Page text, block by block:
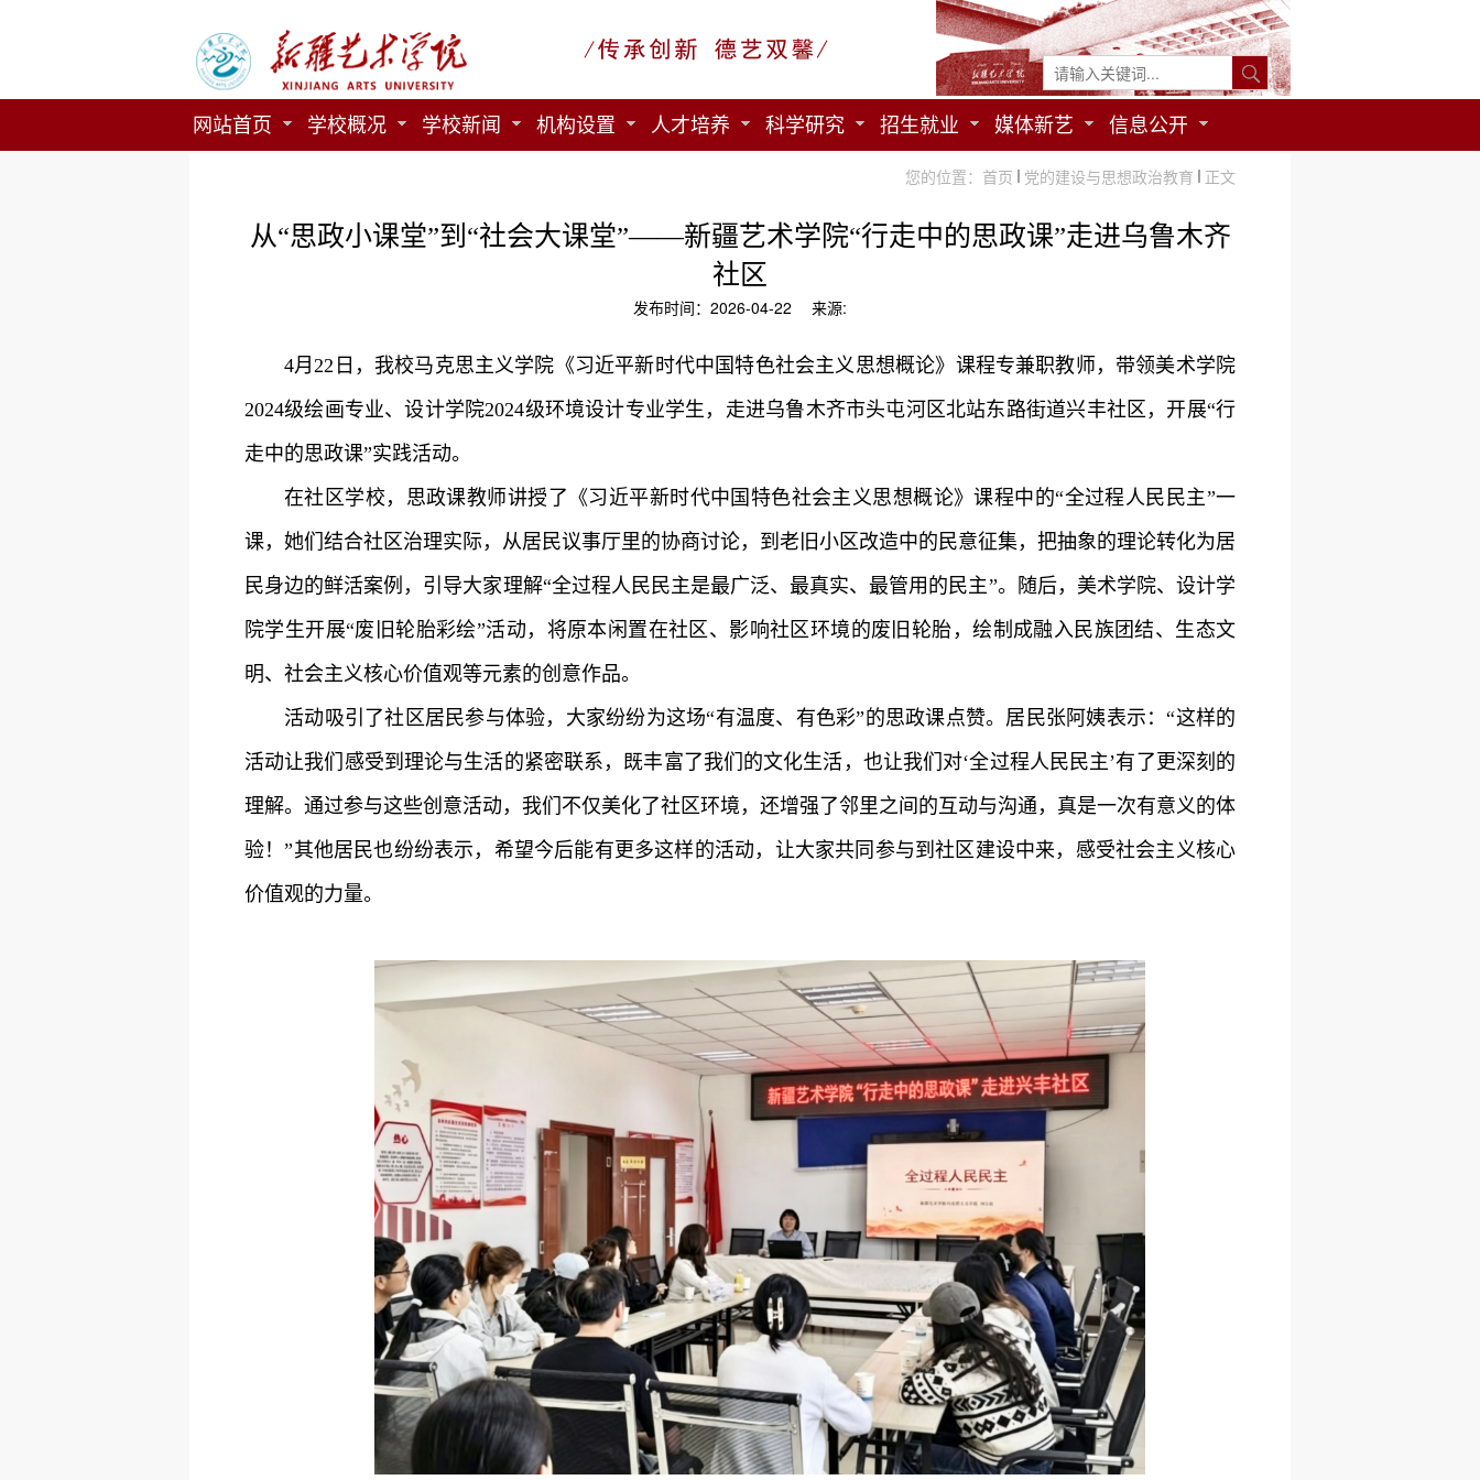
网站首页 学校概况 学校新闻 机构设置 人才培养 科学研究 招生就业 媒体新艺 信息公开
您的位置： 首页 党的建设与思想政治教育 正文
从“思政小课堂”到“社会大课堂”——新疆艺术学院“行走中的思政课”走进乌鲁木齐
社区
发布时间：2026-04-22 来源:
4月22日，我校马克思主义学院《习近平新时代中国特色社会主义思想概论》课程专兼职教师，带领美术学院
2024级绘画专业、设计学院2024级环境设计专业学生，走进乌鲁木齐市头屯河区北站东路街道兴丰社区，开展“行
走中的思政课”实践活动。
在社区学校，思政课教师讲授了《习近平新时代中国特色社会主义思想概论》课程中的“全过程人民民主”一
课，她们结合社区治理实际，从居民议事厅里的协商讨论，到老旧小区改造中的民意征集，把抽象的理论转化为居
民身边的鲜活案例，引导大家理解“全过程人民民主是最广泛、最真实、最管用的民主”。随后，美术学院、设计学
院学生开展“废旧轮胎彩绘”活动，将原本闲置在社区、影响社区环境的废旧轮胎，绘制成融入民族团结、生态文
明、社会主义核心价值观等元素的创意作品。
活动吸引了社区居民参与体验，大家纷纷为这场“有温度、有色彩”的思政课点赞。居民张阿姨表示：“这样的
活动让我们感受到理论与生活的紧密联系，既丰富了我们的文化生活，也让我们对‘全过程人民民主’有了更深刻的
理解。通过参与这些创意活动，我们不仅美化了社区环境，还增强了邻里之间的互动与沟通，真是一次有意义的体
验！”其他居民也纷纷表示，希望今后能有更多这样的活动，让大家共同参与到社区建设中来，感受社会主义核心
价值观的力量。